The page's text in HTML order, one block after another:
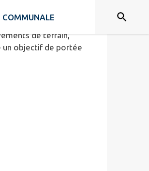
COMMUNALE
prévues pour
de terrain,
un objectif de portée